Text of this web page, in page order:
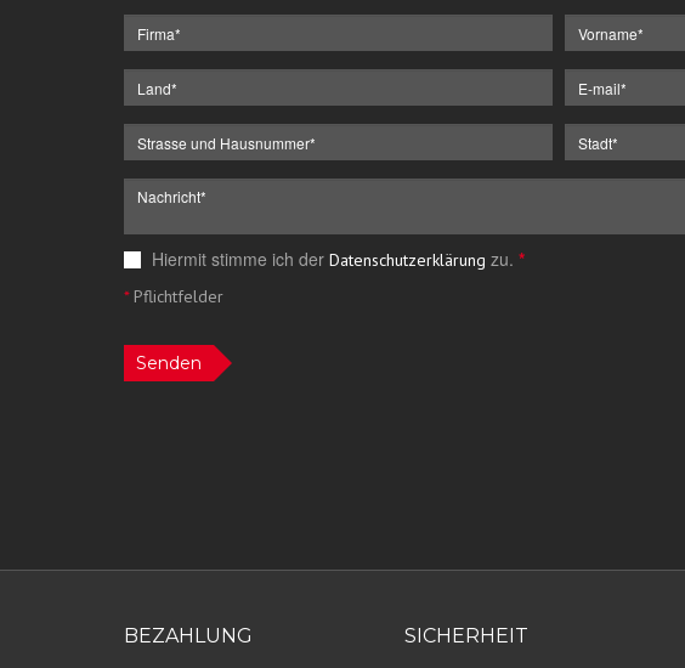
Hiermit stimme ich der Datenschutzerklärung zu. *
*Pflichtfelder
Senden
BEZAHLUNG SICHERHEIT